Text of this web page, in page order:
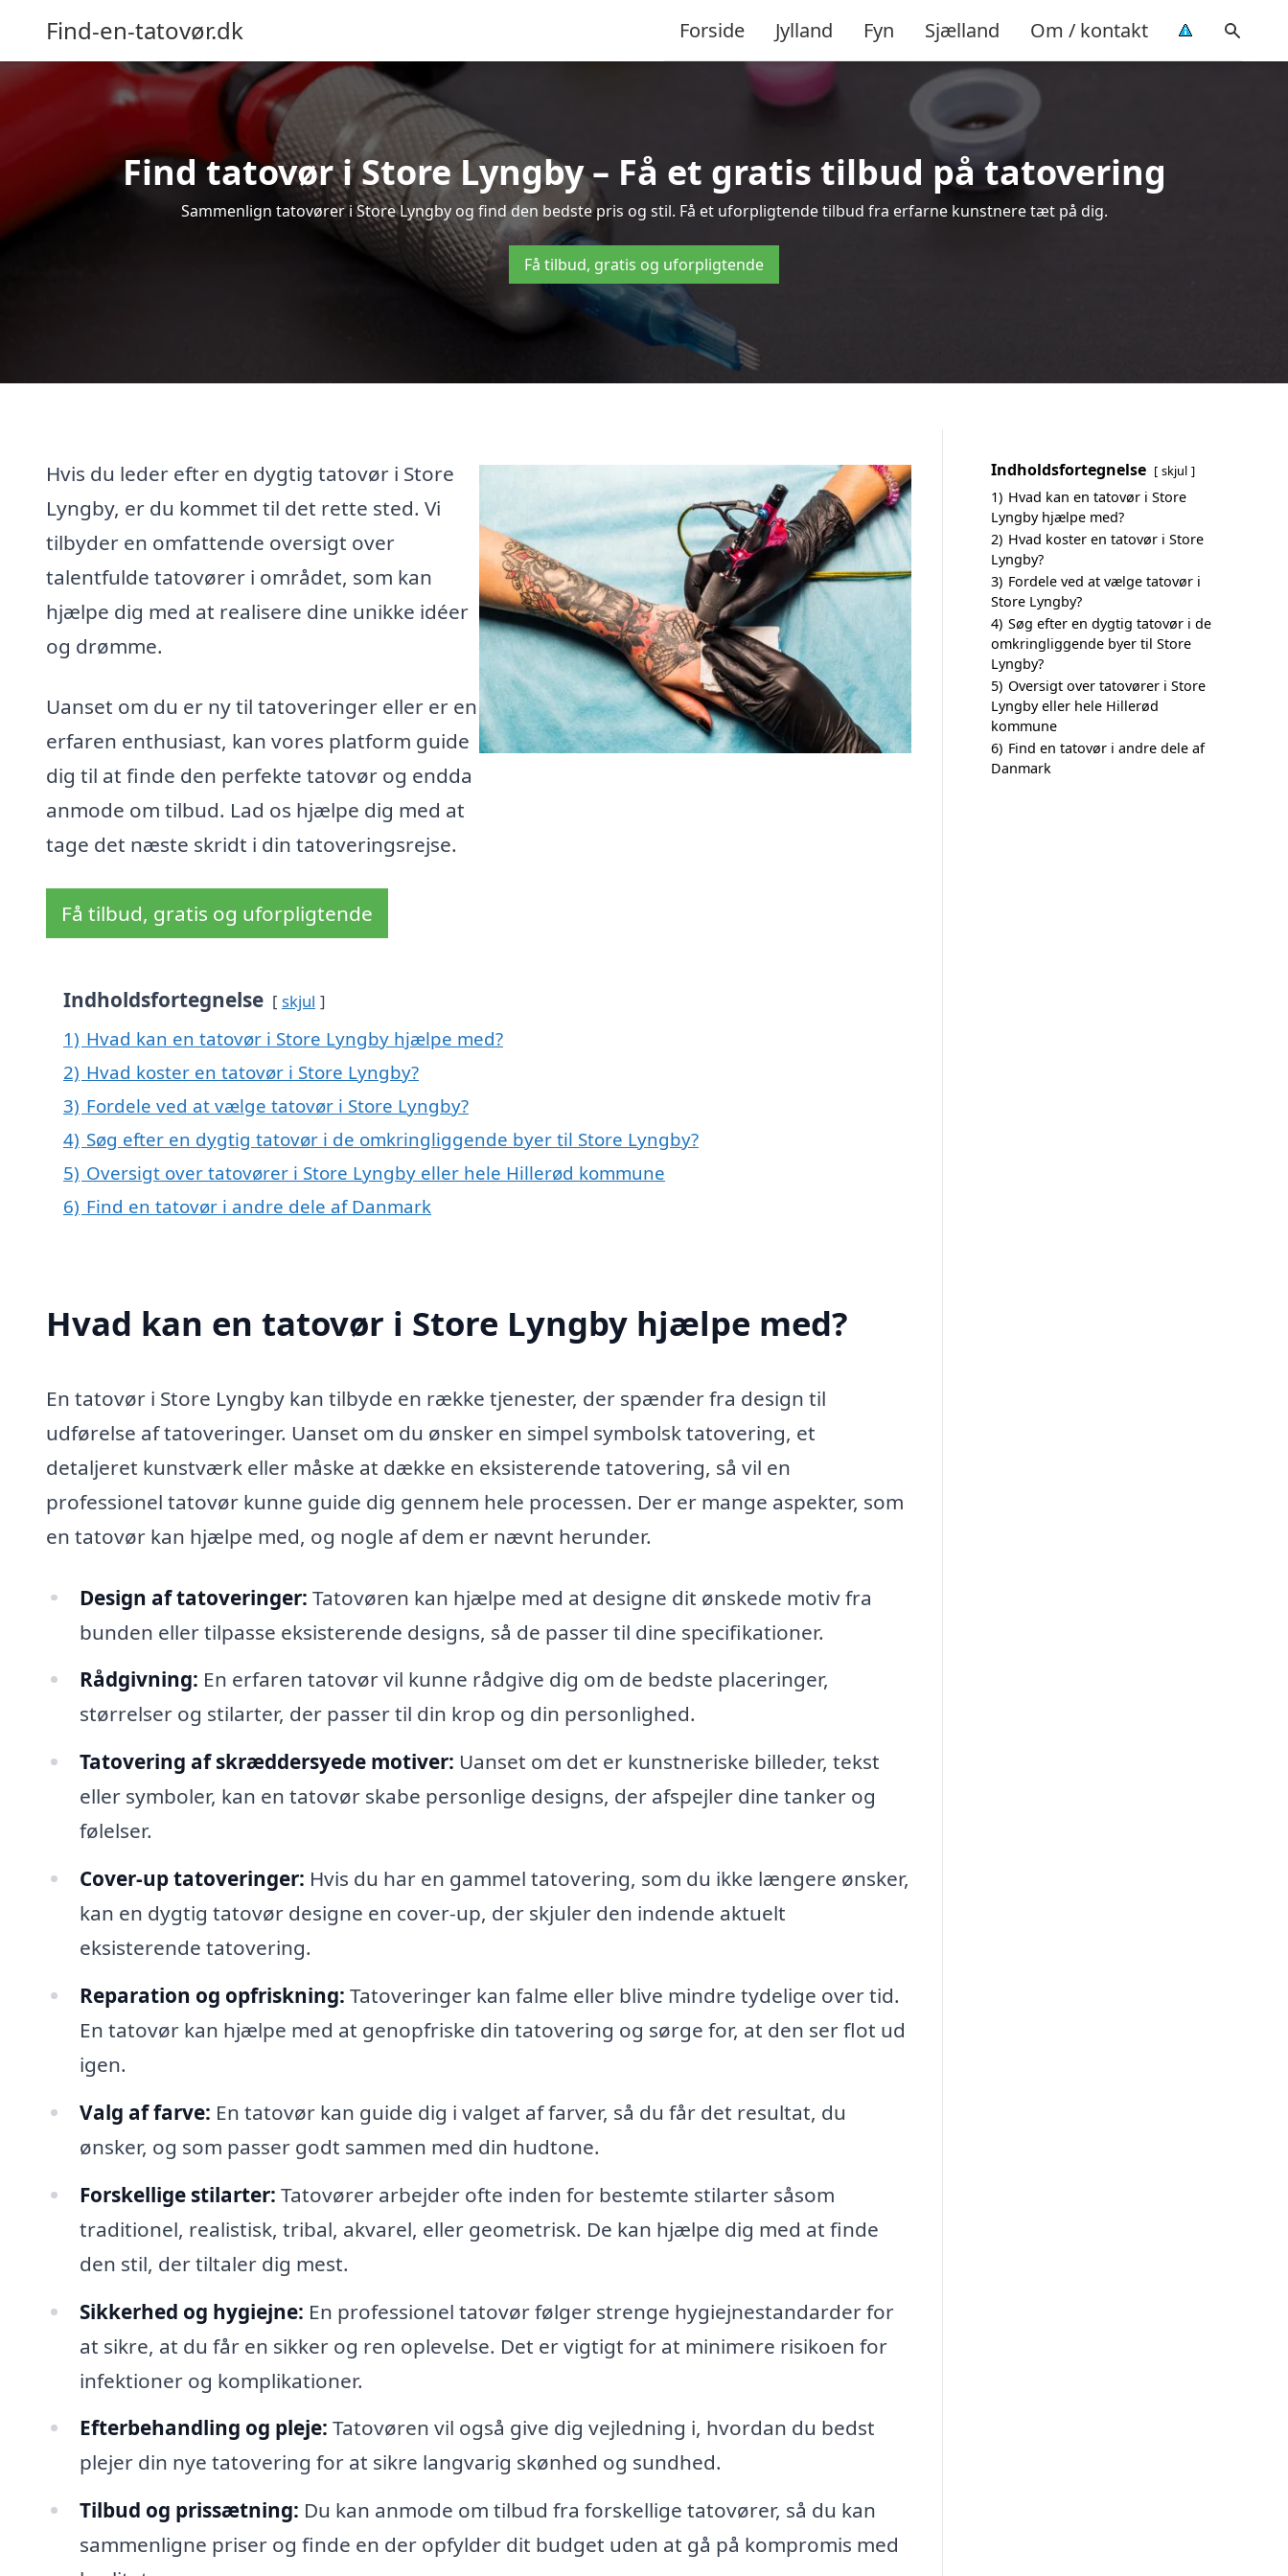
Find-en-tatovør.dk Forside Jylland Fyn Sjælland Om / kontakt
Find tatovør i Store Lyngby – Få et gratis tilbud på tatovering
Sammenlign tatovører i Store Lyngby og find den bedste pris og stil. Få et uforpligtende tilbud fra erfarne kunstnere tæt på dig.
Få tilbud, gratis og uforpligtende
Hvis du leder efter en dygtig tatovør i Store
Lyngby, er du kommet til det rette sted. Vi
tilbyder en omfattende oversigt over
talentfulde tatovører i området, som kan
hjælpe dig med at realisere dine unikke idéer
og drømme.
Uanset om du er ny til tatoveringer eller er en
erfaren enthusiast, kan vores platform guide
dig til at finde den perfekte tatovør og endda
anmode om tilbud. Lad os hjælpe dig med at
tage det næste skridt i din tatoveringsrejse.
Få tilbud, gratis og uforpligtende
Indholdsfortegnelse skjul
1) Hvad kan en tatovør i Store Lyngby hjælpe med?
2) Hvad koster en tatovør i Store Lyngby?
3) Fordele ved at vælge tatovør i Store Lyngby?
4) Søg efter en dygtig tatovør i de omkringliggende byer til Store Lyngby?
5) Oversigt over tatovører i Store Lyngby eller hele Hillerød kommune
6) Find en tatovør i andre dele af Danmark
Hvad kan en tatovør i Store Lyngby hjælpe med?
En tatovør i Store Lyngby kan tilbyde en række tjenester, der spænder fra design til
udførelse af tatoveringer. Uanset om du ønsker en simpel symbolsk tatovering, et
detaljeret kunstværk eller måske at dække en eksisterende tatovering, så vil en
professionel tatovør kunne guide dig gennem hele processen. Der er mange aspekter, som
en tatovør kan hjælpe med, og nogle af dem er nævnt herunder.
Design af tatoveringer: Tatovøren kan hjælpe med at designe dit ønskede motiv fra
bunden eller tilpasse eksisterende designs, så de passer til dine specifikationer.
Rådgivning: En erfaren tatovør vil kunne rådgive dig om de bedste placeringer,
størrelser og stilarter, der passer til din krop og din personlighed.
Tatovering af skræddersyede motiver: Uanset om det er kunstneriske billeder, tekst
eller symboler, kan en tatovør skabe personlige designs, der afspejler dine tanker og
følelser.
Cover-up tatoveringer: Hvis du har en gammel tatovering, som du ikke længere ønsker,
kan en dygtig tatovør designe en cover-up, der skjuler den indende aktuelt
eksisterende tatovering.
Reparation og opfriskning: Tatoveringer kan falme eller blive mindre tydelige over tid.
En tatovør kan hjælpe med at genopfriske din tatovering og sørge for, at den ser flot ud
igen.
Valg af farve: En tatovør kan guide dig i valget af farver, så du får det resultat, du
ønsker, og som passer godt sammen med din hudtone.
Forskellige stilarter: Tatovører arbejder ofte inden for bestemte stilarter såsom
traditionel, realistisk, tribal, akvarel, eller geometrisk. De kan hjælpe dig med at finde
den stil, der tiltaler dig mest.
Sikkerhed og hygiejne: En professionel tatovør følger strenge hygiejnestandarder for
at sikre, at du får en sikker og ren oplevelse. Det er vigtigt for at minimere risikoen for
infektioner og komplikationer.
Efterbehandling og pleje: Tatovøren vil også give dig vejledning i, hvordan du bedst
plejer din nye tatovering for at sikre langvarig skønhed og sundhed.
Tilbud og prissætning: Du kan anmode om tilbud fra forskellige tatovører, så du kan
sammenligne priser og finde en der opfylder dit budget uden at gå på kompromis med
Indholdsfortegnelse skjul
1) Hvad kan en tatovør i Store
Lyngby hjælpe med?
2) Hvad koster en tatovør i Store
Lyngby?
3) Fordele ved at vælge tatovør i
Store Lyngby?
4) Søg efter en dygtig tatovør i de
omkringliggende byer til Store
Lyngby?
5) Oversigt over tatovører i Store
Lyngby eller hele Hillerød
kommune
6) Find en tatovør i andre dele af
Danmark